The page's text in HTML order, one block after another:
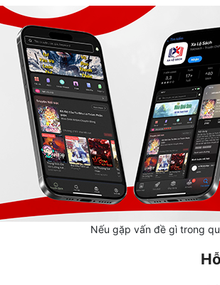
Nếu gặp vấn đề gì trong